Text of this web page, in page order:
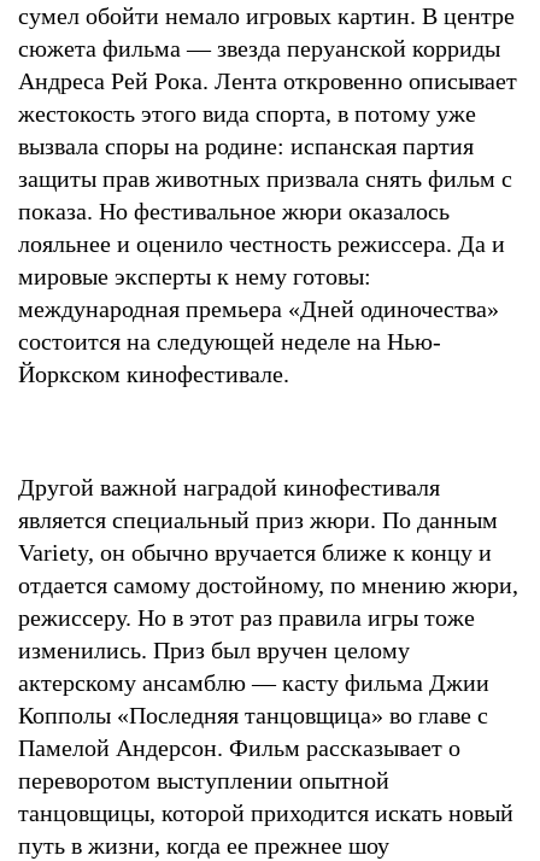
сумел обойти немало игровых картин. В центре
сюжета фильма — звезда перуанской корриды
Андреса Рей Рока. Лента откровенно описывает
жестокость этого вида спорта, в потому уже
вызвала споры на родине: испанская партия
защиты прав животных призвала снять фильм с
показа. Но фестивальное жюри оказалось
лояльнее и оценило честность режиссера. Да и
мировые эксперты к нему готовы:
международная премьера «Дней одиночества»
состоится на следующей неделе на Нью-
Йоркском кинофестивале.
Другой важной наградой кинофестиваля
является специальный приз жюри. По данным
Variety, он обычно вручается ближе к концу и
отдается самому достойному, по мнению жюри,
режиссеру. Но в этот раз правила игры тоже
изменились. Приз был вручен целому
актерскому ансамблю — касту фильма Джии
Копполы «Последняя танцовщица» во главе с
Памелой Андерсон. Фильм рассказывает о
переворотом выступлении опытной
танцовщицы, которой приходится искать новый
путь в жизни, когда ее прежнее шоу